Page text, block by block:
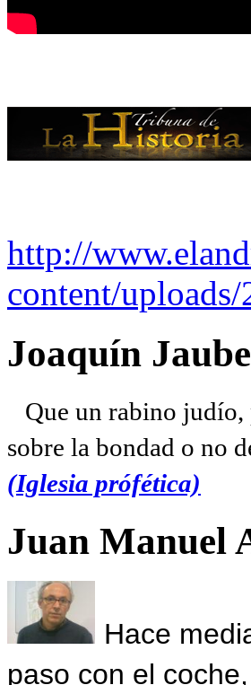
http://
content/
Joaquín
Que un rabino judío,
sobre la bondad o no
(Iglesia prófética)
Juan Manuel
Hace
paso con el